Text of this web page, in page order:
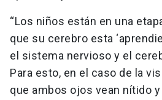
“Los niños están en una
que su cerebro esta
el sistema nervioso y el
Para esto, en el caso de la
que ambos ojos vean nítido